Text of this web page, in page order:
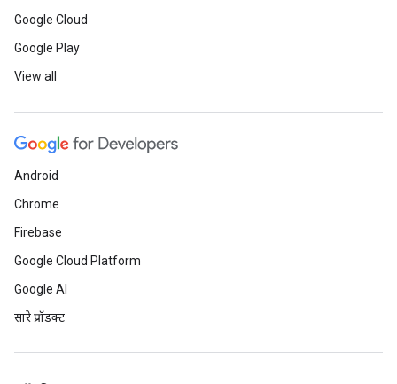
Google Cloud
Google Play
View all
Android
Chrome
Firebase
Google Cloud Platform
Google AI
सारे प्रॉडक्ट